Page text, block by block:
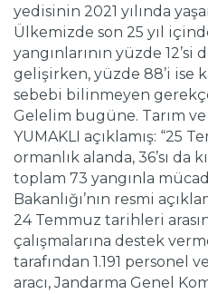
yedisinin 2021 yılında
Ülkemizde son 25 yıl
yangınlarının yüzde
gelişirken, yüzde 88’i ise
sebebi bilinmeyen
Gelelim bugüne. Tarım
YUMAKLI açıklamış: “25
ormanlık alanda, 36’sı da
toplam 73 yangınla
Bakanlığı’nın resmi
24 Temmuz tarihleri
çalışmalarına destek
tarafından 1.191 personel
aracı, Jandarma Genel